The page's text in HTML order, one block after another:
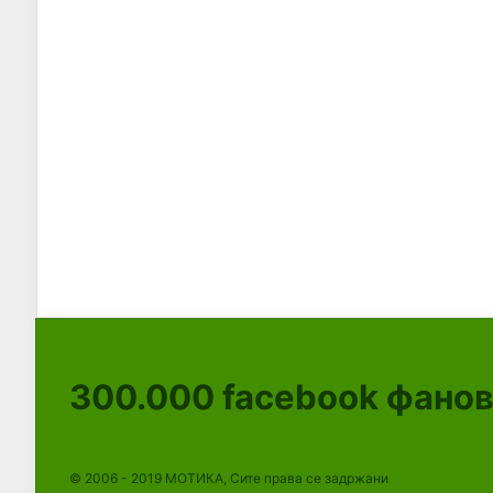
300.000 facebook
© 2006 - 2019 МОТИКА, Сите права се задржани